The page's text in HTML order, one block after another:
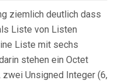
ziemlich deutlich dass
Liste von Listen
Liste mit sechs
stehen ein Octet
Unsigned Integer (6,